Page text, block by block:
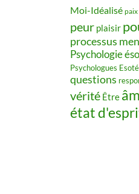
Moi-Idéalisé paix
peur plaisir
processus
Psychologie
Psychologues
questions
vérité Être
état